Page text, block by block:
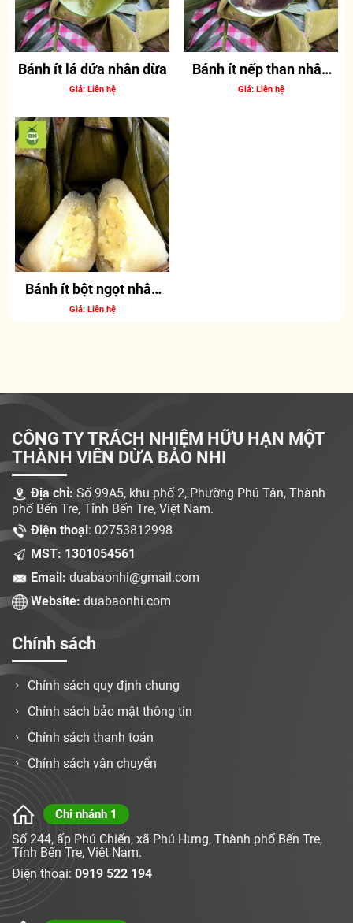
Bánh ít lá dứa nhân dừa
Giá: Liên hệ
Bánh ít nếp than nhân
dừa
Giá: Liên hệ
Bánh ít bột ngọt nhân
đậu
Giá: Liên hệ
CÔNG TY TRÁCH NHIỆM HỮU HẠN MỘT
THÀNH VIÊN DỪA BẢO NHI
Địa chỉ: Số 99A5, khu phố 2, Phường Phú Tân, Thành
phố Bến Tre, Tỉnh Bến Tre, Việt Nam.
Điện thoại: 02753812998
MST: 1301054561
Email: duabaonhi@gmail.com
Website: duabaonhi.com
Chính sách
Chính sách quy định chung
Chính sách bảo mật thông tin
Chính sách thanh toán
Chính sách vận chuyển
Chi nhánh 1
Số 244, ấp Phú Chiến, xã Phú Hưng, Thành phố Bến Tre,
Tỉnh Bến Tre, Việt Nam.
Điện thoại: 0919 522 194